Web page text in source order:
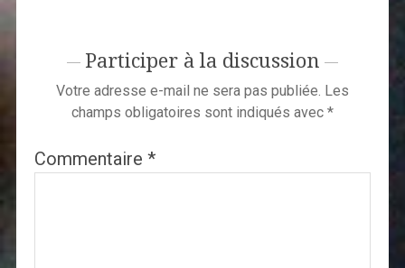
Participer à la discussion
Votre adresse e-mail ne sera pas publiée. Les
champs obligatoires sont indiqués avec *
Commentaire *